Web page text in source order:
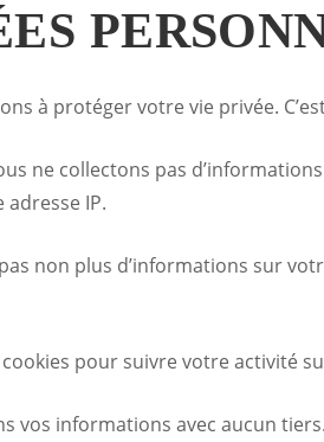
à protéger votre vie privée.
ne collectons pas
IP.
non plus d’informations sur
pour suivre votre activité
vos informations avec aucun tiers.